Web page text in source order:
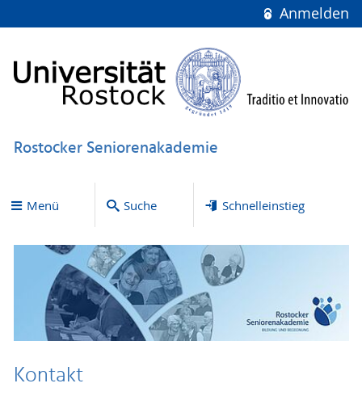
Anmelden
Rostocker Seniorenakademie
Menü Suche Schnelleinstieg
Kontakt